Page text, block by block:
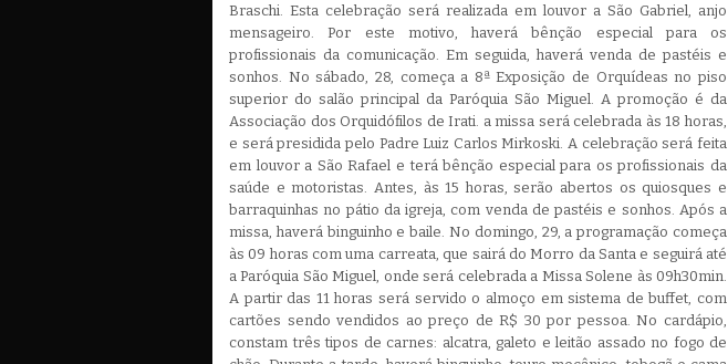
Braschi. Esta celebração será realizada em louvor a São Gabriel, anjo
mensageiro. Por este motivo, haverá bênção especial para os
profissionais da comunicação. Em seguida, haverá venda de pastéis e
sonhos. No sábado, 28, começa a 8ª Exposição de Orquídeas no piso
superior do salão principal da Paróquia São Miguel. A promoção é da
Associação dos Orquidófilos de Irati. a missa será celebrada às 18 horas,
e será presidida pelo Padre Luiz Carlos Mirkoski. A celebração será feita
em louvor a São Rafael e terá bênção especial para os profissionais da
saúde e motoristas. Antes, às 15 horas, serão abertos os quiosques e
barraquinhas no pátio da igreja, com venda de pastéis e sonhos. Após a
missa, haverá binguinho e baile. No domingo, 29, a programação começa
às 09 horas com uma carreata, que sairá do Morro da Santa e seguirá até
a Paróquia São Miguel, onde será celebrada a Missa Solene às 09h30min.
A partir das 11 horas será servido o almoço em sistema de buffet, com
cartões sendo vendidos ao preço de R$ 30 por pessoa. No cardápio,
constam três tipos de carnes: alcatra, galeto e leitão assado no fogo de